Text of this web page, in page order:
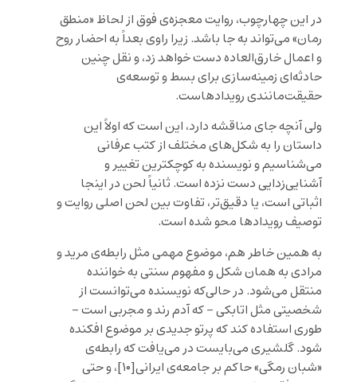
در این چهارچوب، روایت معجزه‌ی فوق از لحاظ «منطق
رمان» می‌تواند به جا باشد. زیرا راوی بعداً به احضار روح
و اعمال خارق‌العاده دست خواهد زد، و نقل چنین
حادثه‌ای زمینه‌سازی برای بسط و توسعه‌ی
حقیقت‌مانندی رویدادهاست.
ولی آنچه جای مناقشه دارد، این است که اولاً این
داستان را به شکل‌های مختلف از کتب عرفانی
می‌شناسیم و نویسنده به کوچکترین تغییر و
آشنایی‌زدایی دست نزده است. ثانیاً لحن در اینجا
اثباتی است، یا دقیق‌تر، تفاوت بین لحن اصلی روایت و
توصیف رویدادها محو شده است.
به همین خاطر هم، موضوع مهمی مثل رابطه‌ی مرید و
مرادی به همان شکل و مفهوم سنتی به خواننده
منتقل می‌شود. در حالی‌که نویسنده می‌توانست از
شخصیتی مثل اتابکی – که آدم رند و مجربی است –
طوری استفاده کند که پرتو جدیدی بر موضوع افکنده
شود. گلشیری می‌بایست در می‌یافت که رابطه‌ی
«شبان رمگی» حاکم بر جامعه‌ی ایرانی[۱۰]، و حتی